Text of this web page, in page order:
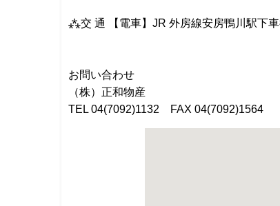
⁂交 通 【電車】JR 外房線安房鴨川駅下
お問い合わせ
（株）正和物産
TEL 04(7092)1132 FAX 04(7092)1564